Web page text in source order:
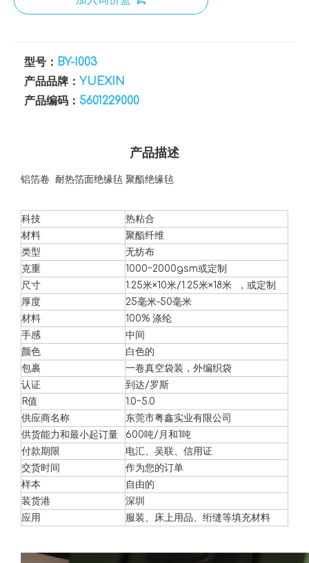
型号： BY-I003
产品品牌： YUEXIN
产品编码： 5601229000
产品描述
铝箔卷 耐热箔面绝缘毡 聚酯绝缘毡
科技
热粘合
材料
聚酯纤维
类型
无纺布
克重
1000~2000gsm或定制
尺寸
1.25米×10米/1.25米×18米 ，或定制
厚度
25毫米-50毫米
材料
100% 涤纶
手感
中间
颜色
白色的
包裹
一卷真空袋装，外编织袋
认证
到达/罗斯
R值
1.0~5.0
供应商名称
东莞市粤鑫实业有限公司
供货能力和最小起订量
600吨/月和1吨
付款期限
电汇、吴联、信用证
交货时间
作为您的订单
样本
自由的
装货港
深圳
应用
服装、床上用品、绗缝等填充材料